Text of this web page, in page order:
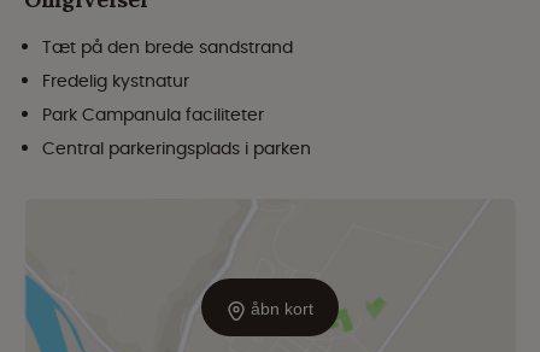
åbn kort
Tæt på den brede sandstrand
Fredelig kystnatur
Park Campanula faciliteter
Central parkeringsplads i parken